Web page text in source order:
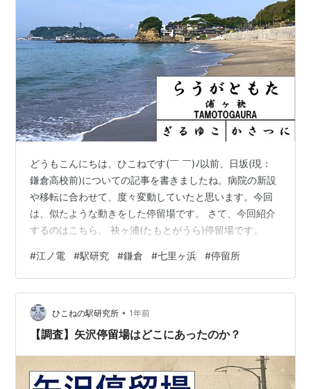
どうもこんにちは、ひこねです(￣ ￣)ﾉ以前、日坂(現：
鎌倉高校前)についての記事を書きましたね。病院の新設
や移転に合わせて、度々変動していたと思います。今回
は、似たような動きをした停留場です。 さて、今回紹介
するのはこちら。 袂ヶ浦(たもとがうら)停留場です。
#江ノ電 #駅研究 #鎌倉 #七里ヶ浜 #停留所
ひこねの駅研究所 • 1年前
【調査】矢沢停留場はどこにあったのか？